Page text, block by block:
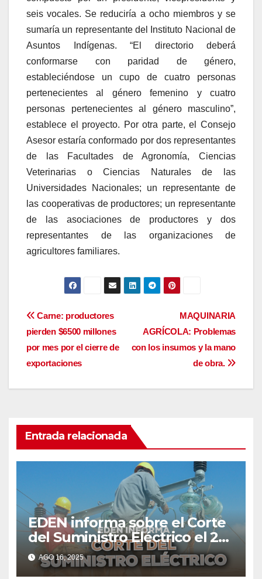
seis vocales. Se reduciría a ocho miembros y se
sumaría un representante del Instituto Nacional de
Asuntos Indígenas. “El directorio deberá
conformarse con paridad de género,
estableciéndose un cupo de cuatro personas
pertenecientes al género femenino y cuatro
personas pertenecientes al género masculino”,
establece el proyecto. Por otra parte, el Consejo
Asesor estaría conformado por dos representantes
de las Facultades de Agronomía, Ciencias
Veterinarias o Ciencias Naturales de las
Universidades Nacionales; un representante de
las cooperativas de productores; un representante
de las asociaciones de productores y dos
representantes de las organizaciones de
agricultores familiares.
Navegación
de
entradas
MAQUINARIA
AGRÍCOLA: Problemas
con los insumos y la mano
de obra.
Carne: productores
pierden $6500 millones
por mes por el cierre de
exportaciones
Entrada relacionada
EDEN informa sobre el Corte
del Suministro Eléctrico el 20
de agosto
AGO 16, 2025